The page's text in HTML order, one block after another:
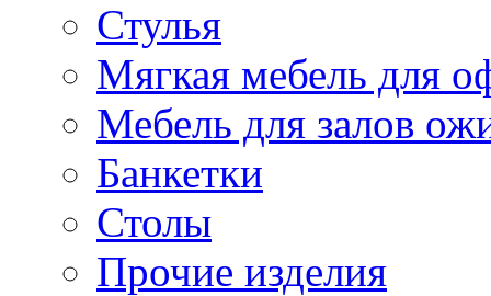
Стулья
Мягкая мебель для
Мебель для залов
Банкетки
Столы
Прочие изделия